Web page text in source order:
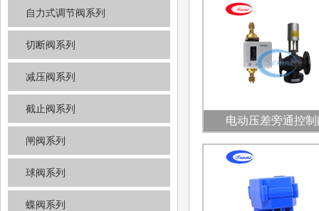
自力式调节阀系列
切断阀系列
减压阀系列
截止阀系列
闸阀系列
球阀系列
蝶阀系列
电动压差旁通控制